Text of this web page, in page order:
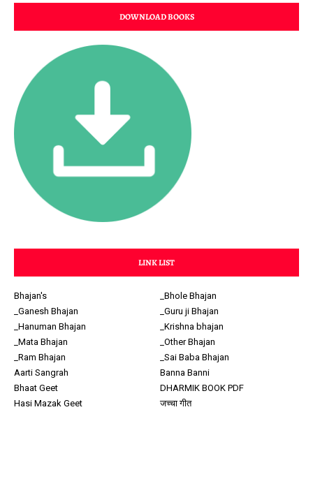
DOWNLOAD BOOKS
LINK LIST
Bhajan's
_Bhole Bhajan
_Ganesh Bhajan
_Guru ji Bhajan
_Hanuman Bhajan
_Krishna bhajan
_Mata Bhajan
_Other Bhajan
_Ram Bhajan
_Sai Baba Bhajan
Aarti Sangrah
Banna Banni
Bhaat Geet
DHARMIK BOOK PDF
Hasi Mazak Geet
जच्चा गीत